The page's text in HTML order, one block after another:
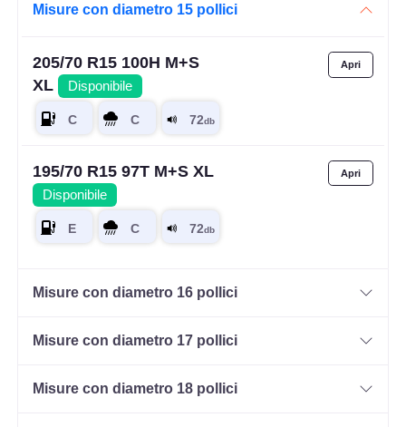
Misure con diametro 15 pollici
205/70 R15 100H M+S
XL
Disponibile
195/70 R15 97T M+S XL
Disponibile
Misure con diametro 16 pollici
Misure con diametro 17 pollici
Misure con diametro 18 pollici